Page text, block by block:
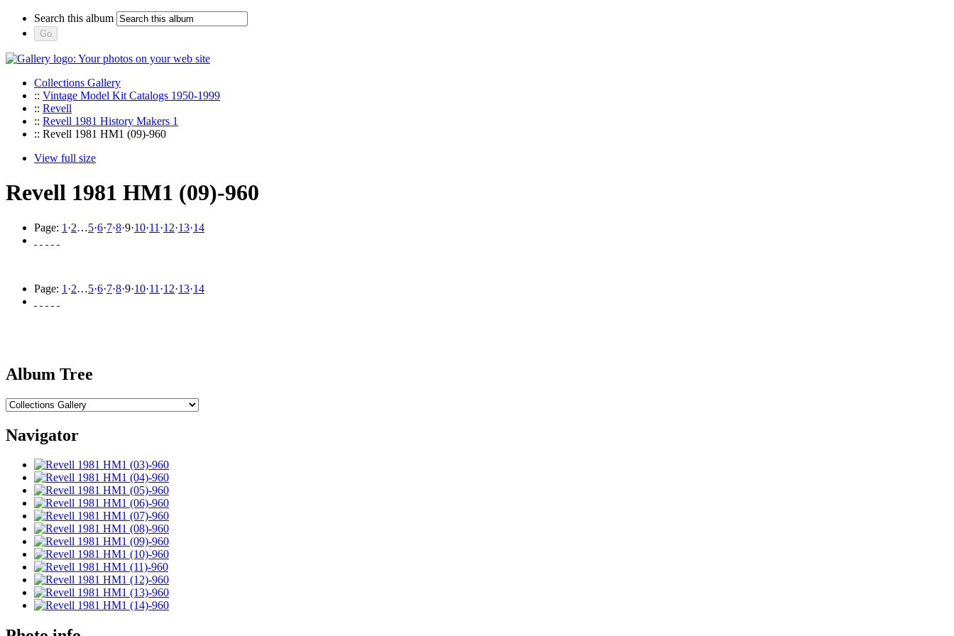
Search this album
Collections Gallery
:: Vintage Model Kit Catalogs 1950-1999
:: Revell
:: Revell 1981 History Makers 1
:: Revell 1981 HM1 (09)-960
View full size
Revell 1981 HM1 (09)-960
Page: 1 ·2…5·6·7·8·9·10·11 ·12·13·14
Page: 1 ·2…5·6·7·8·9·10·11 ·12·13·14
Album Tree
Navigator